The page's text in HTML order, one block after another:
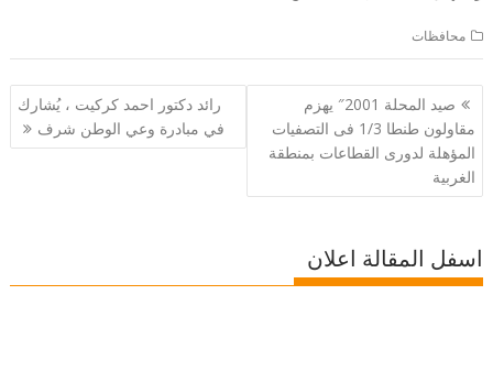
محافظات
تصفّح
المقالات
صيد المحلة 2001″ يهزم
مقاولون طنطا 1/3 فى التصفيات
المؤهلة لدورى القطاعات بمنطقة
الغربية
رائد دكتور احمد كركيت ، يُشارك
في مبادرة وعي الوطن شرف
اسفل المقالة اعلان